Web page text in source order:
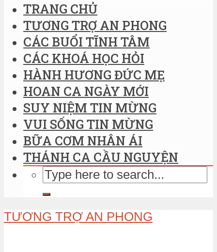
TRANG CHỦ
TƯƠNG TRỢ AN PHONG
CÁC BUỔI TĨNH TÂM
CÁC KHOÁ HỌC HỎI
HÀNH HƯƠNG ĐỨC MẸ
HOAN CA NGÀY MỚI
SUY NIỆM TIN MỪNG
VUI SỐNG TIN MỪNG
BỮA CƠM NHÂN ÁI
THÁNH CA CẦU NGUYỆN
TƯƠNG TRỢ AN PHONG